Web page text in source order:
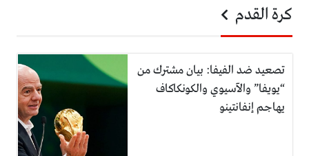
كرة القدم
تصعيد ضد الفيفا: بيان مشترك من
“يويفا” والآسيوي والكونكاكاف
يهاجم إنفانتينو